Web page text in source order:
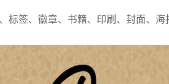
标签、徽章、书籍、印刷、封面、